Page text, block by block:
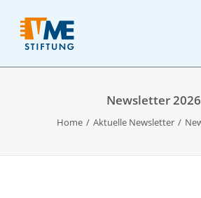
Newsletter
Home Aktuelle Newsletter